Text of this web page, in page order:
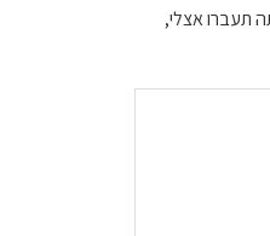
תעברו אצלי,